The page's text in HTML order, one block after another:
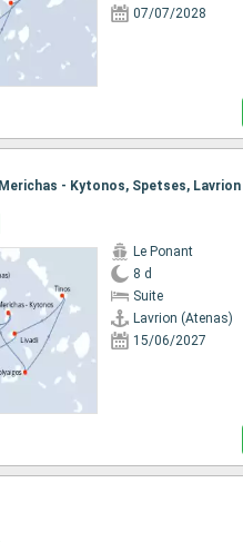
07/07/2028
Le Ponant
8 d
Suite
Lavrion (Atenas)
15/06/2027